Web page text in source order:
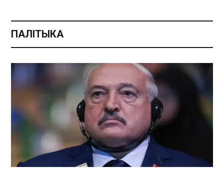
ПАЛІТЫКА